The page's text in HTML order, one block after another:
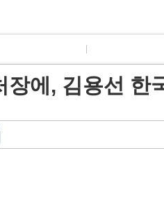
장에, 김용선 한